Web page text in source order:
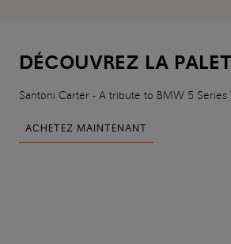
DÉCOUVREZ LA
Santoni Carter - A tribute to BMW 5 Series
ACHETEZ MAINTENANT